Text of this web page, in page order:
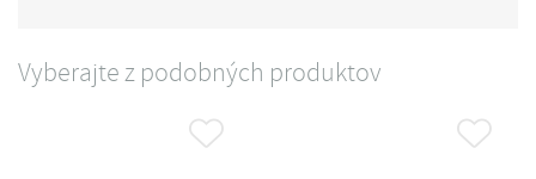
Vyberajte z podobných produktov